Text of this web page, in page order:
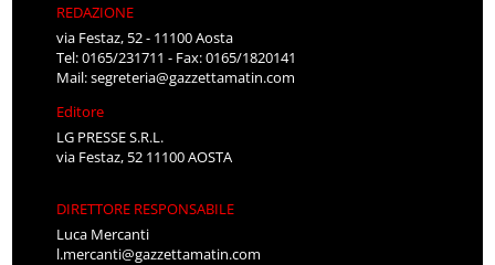
REDAZIONE
via Festaz, 52 - 11100 Aosta
Tel: 0165/231711 - Fax: 0165/1820141
Mail:segreteria@gazzettamatin.com
Editore
LG PRESSE S.R.L.
via Festaz, 52 11100 AOSTA
DIRETTORE RESPONSABILE
Luca Mercanti
l.mercanti@gazzettamatin.com